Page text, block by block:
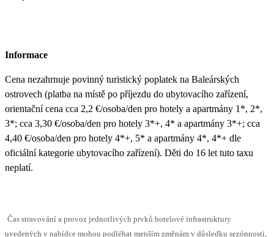
Informace
Cena nezahrnuje povinný turistický poplatek na Baleárských
ostrovech (platba na místě po příjezdu do ubytovacího zařízení,
orientační cena cca 2,2 €/osoba/den pro hotely a apartmány 1*, 2*,
3*; cca 3,30 €/osoba/den pro hotely 3*+, 4* a apartmány 3*+; cca
4,40 €/osoba/den pro hotely 4*+, 5* a apartmány 4*, 4*+ dle
oficiální kategorie ubytovacího zařízení). Děti do 16 let tuto taxu
neplatí.
Čas stravování a provoz jednotlivých prvků hotelové infrastruktury
uvedených v nabídce mohou podléhat menším změnám v důsledku sezónnosti,